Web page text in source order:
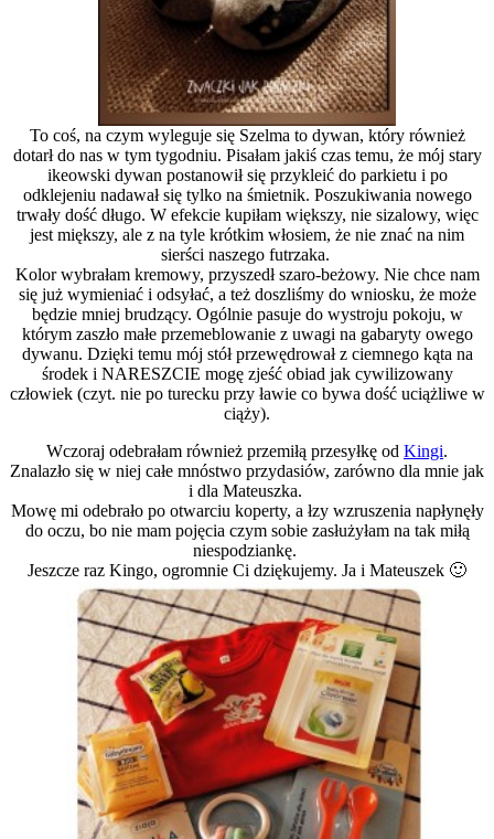
To coś, na czym wyleguje się Szelma to dywan, który również
dotarł do nas w tym tygodniu. Pisałam jakiś czas temu, że mój stary
ikeowski dywan postanowił się przykleić do parkietu i po
odklejeniu nadawał się tylko na śmietnik. Poszukiwania nowego
trwały dość długo. W efekcie kupiłam większy, nie sizalowy, więc
jest miększy, ale z na tyle krótkim włosiem, że nie znać na nim
sierści naszego futrzaka.
Kolor wybrałam kremowy, przyszedł szaro-beżowy. Nie chce nam
się już wymieniać i odsyłać, a też doszliśmy do wniosku, że może
będzie mniej brudzący. Ogólnie pasuje do wystroju pokoju, w
którym zaszło małe przemeblowanie z uwagi na gabaryty owego
dywanu. Dzięki temu mój stół przewędrował z ciemnego kąta na
środek i NARESZCIE mogę zjeść obiad jak cywilizowany
człowiek (czyt. nie po turecku przy ławie co bywa dość uciążliwe w
ciąży).
Wczoraj odebrałam również przemiłą przesyłkę od Kingi.
Znalazło się w niej całe mnóstwo przydasiów, zarówno dla mnie jak
i dla Mateuszka.
Mowę mi odebrało po otwarciu koperty, a łzy wzruszenia napłynęły
do oczu, bo nie mam pojęcia czym sobie zasłużyłam na tak miłą
niespodziankę.
Jeszcze raz Kingo, ogromnie Ci dziękujemy. Ja i Mateuszek 🙂